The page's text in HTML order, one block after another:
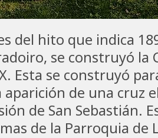
del hito que indica
se construyó la
Esta se construyó
de una cruz
de San Sebastián.
de la Parroquia de